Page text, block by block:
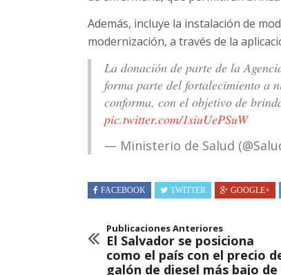
Además, incluye la instalación de
modernización, a través de la
La donación de parte de la
forma parte del fortalecimiento a
conforma, con el objetivo de
pic.twitter.com/1siuUePSuW
— Ministerio de Salud
FACEBOOK TWITTER GOOGLE+
Publicaciones Anteriores
El Salvador se posiciona
como el país con el precio
galón de diesel más bajo de